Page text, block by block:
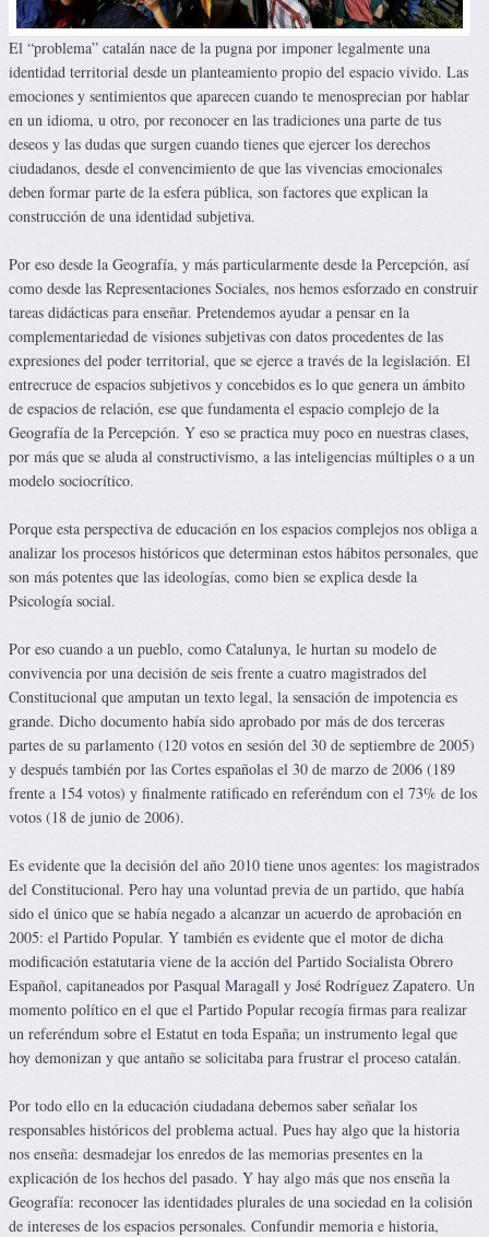
El “problema” catalán nace de la pugna por imponer legalmente una
identidad territorial desde un planteamiento propio del espacio vivido. Las
emociones y sentimientos que aparecen cuando te menosprecian por hablar
en un idioma, u otro, por reconocer en las tradiciones una parte de tus
deseos y las dudas que surgen cuando tienes que ejercer los derechos
ciudadanos, desde el convencimiento de que las vivencias emocionales
deben formar parte de la esfera pública, son factores que explican la
construcción de una identidad subjetiva.
Por eso desde la Geografía, y más particularmente desde la Percepción, así
como desde las Representaciones Sociales, nos hemos esforzado en construir
tareas didácticas para enseñar. Pretendemos ayudar a pensar en la
complementariedad de visiones subjetivas con datos procedentes de las
expresiones del poder territorial, que se ejerce a través de la legislación. El
entrecruce de espacios subjetivos y concebidos es lo que genera un ámbito
de espacios de relación, ese que fundamenta el espacio complejo de la
Geografía de la Percepción. Y eso se practica muy poco en nuestras clases,
por más que se aluda al constructivismo, a las inteligencias múltiples o a un
modelo sociocrítico.
Porque esta perspectiva de educación en los espacios complejos nos obliga a
analizar los procesos históricos que determinan estos hábitos personales, que
son más potentes que las ideologías, como bien se explica desde la
Psicología social.
Por eso cuando a un pueblo, como Catalunya, le hurtan su modelo de
convivencia por una decisión de seis frente a cuatro magistrados del
Constitucional que amputan un texto legal, la sensación de impotencia es
grande. Dicho documento había sido aprobado por más de dos terceras
partes de su parlamento (120 votos en sesión del 30 de septiembre de 2005)
y después también por las Cortes españolas el 30 de marzo de 2006 (189
frente a 154 votos) y finalmente ratificado en referéndum con el 73% de los
votos (18 de junio de 2006).
Es evidente que la decisión del año 2010 tiene unos agentes: los magistrados
del Constitucional. Pero hay una voluntad previa de un partido, que había
sido el único que se había negado a alcanzar un acuerdo de aprobación en
2005: el Partido Popular. Y también es evidente que el motor de dicha
modificación estatutaria viene de la acción del Partido Socialista Obrero
Español, capitaneados por Pasqual Maragall y José Rodríguez Zapatero. Un
momento político en el que el Partido Popular recogía firmas para realizar
un referéndum sobre el Estatut en toda España; un instrumento legal que
hoy demonizan y que antaño se solicitaba para frustrar el proceso catalán.
Por todo ello en la educación ciudadana debemos saber señalar los
responsables históricos del problema actual. Pues hay algo que la historia
nos enseña: desmadejar los enredos de las memorias presentes en la
explicación de los hechos del pasado. Y hay algo más que nos enseña la
Geografía: reconocer las identidades plurales de una sociedad en la colisión
de intereses de los espacios personales. Confundir memoria e historia,